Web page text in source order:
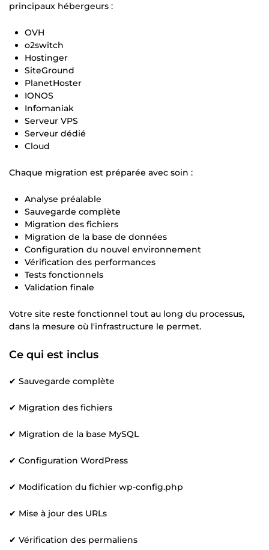
principaux hébergeurs :
OVH
o2switch
Hostinger
SiteGround
PlanetHoster
IONOS
Infomaniak
Serveur VPS
Serveur dédié
Cloud
Chaque migration est préparée avec soin :
Analyse préalable
Sauvegarde complète
Migration des fichiers
Migration de la base de données
Configuration du nouvel environnement
Vérification des performances
Tests fonctionnels
Validation finale
Votre site reste fonctionnel tout au long du processus,
dans la mesure où l'infrastructure le permet.
Ce qui est inclus
✔ Sauvegarde complète
✔ Migration des fichiers
✔ Migration de la base MySQL
✔ Configuration WordPress
✔ Modification du fichier wp-config.php
✔ Mise à jour des URLs
✔ Vérification des permaliens